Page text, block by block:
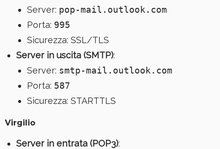
Server: pop-mail.outlook.com
Porta: 995
Sicurezza: SSL/TLS
Server in uscita (SMTP):
Server: smtp-mail.outlook.com
Porta: 587
Sicurezza: STARTTLS
Virgilio
Server in entrata (POP3):